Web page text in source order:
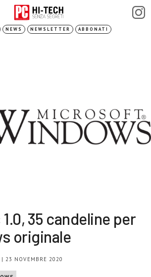
NEWS NEWSLETTER ABBONATI
35 candeline per
originale
| 23 NOVEMBRE 2020